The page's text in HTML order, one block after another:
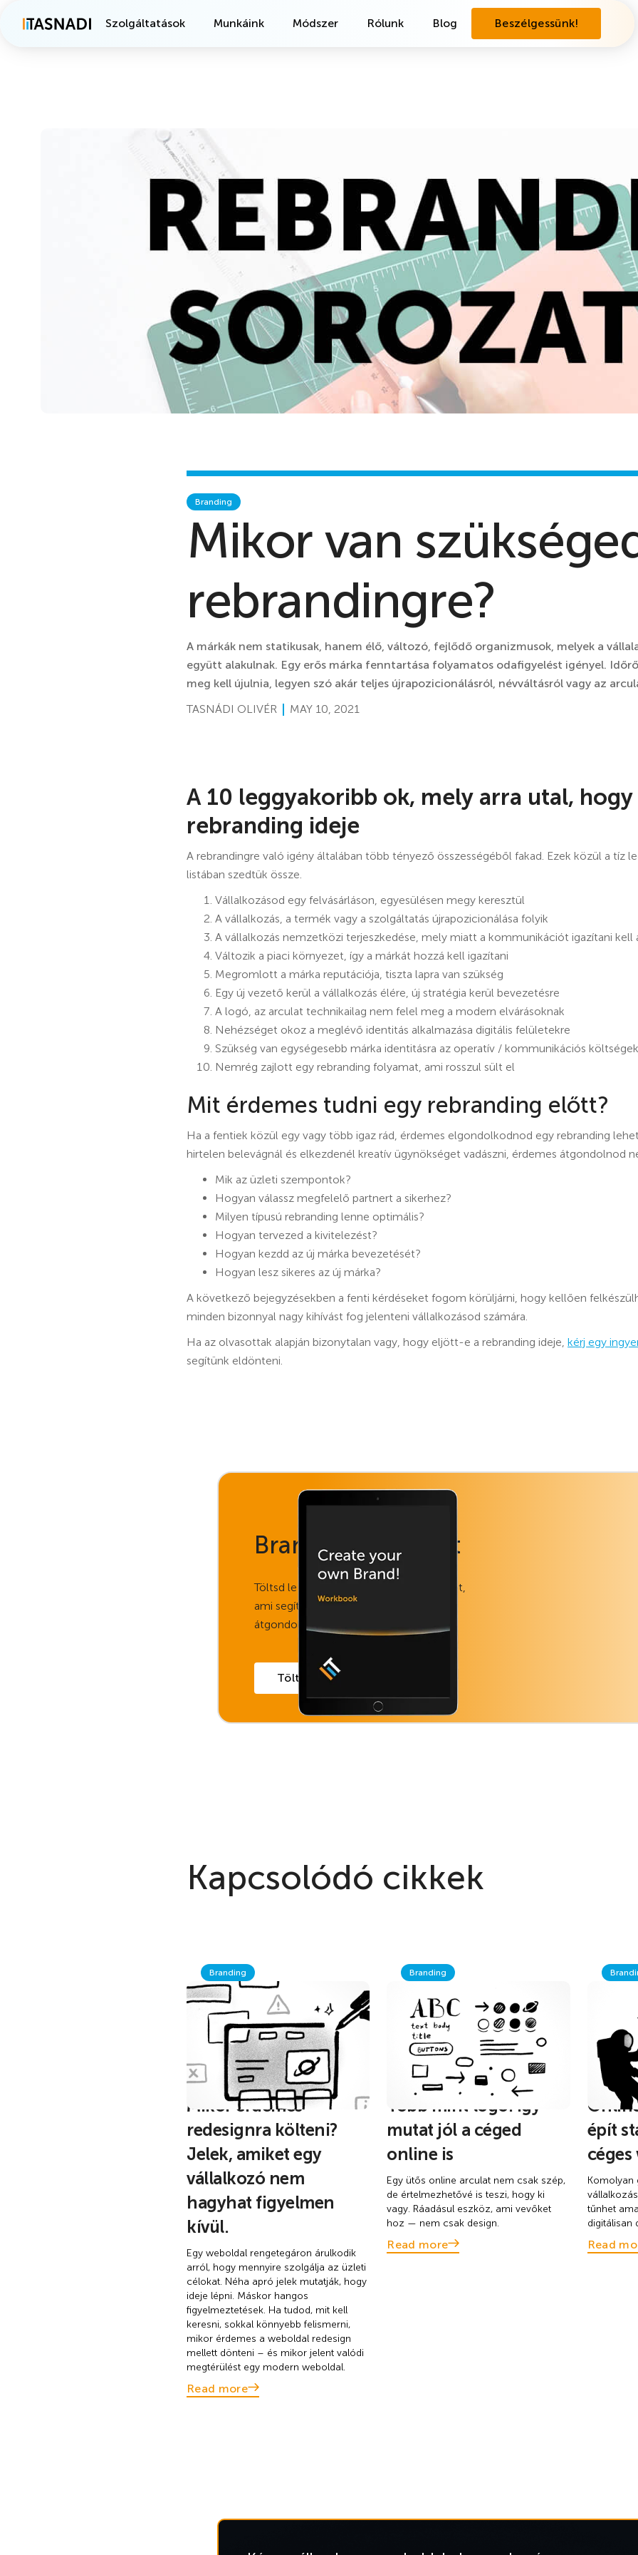
Szolgáltatások Munkáink Módszer Rólunk Blog Beszélgessünk!
Branding
Mikor van
rebrandingre?
A márkák nem statikusak, hanem élő, változó, fejlődő organizmusok, melyek a
együtt alakulnak. Egy erős márka fenntartása folyamatos odafigyelést igényel.
meg kell újulnia, legyen szó akár teljes újrapozicionálásról, névváltásról vagy az
TASNÁDI OLIVÉR
MAY 10, 2021
A 10 leggyakoribb ok, mely arra utal,
rebranding ideje
A rebrandingre való igény általában több tényező összességéből fakad. Ezek közül a tíz
listában szedtük össze.
Vállalkozásod egy felvásárláson, egyesülésen megy keresztül
A vállalkozás, a termék vagy a szolgáltatás újrapozicionálása folyik
A vállalkozás nemzetközi terjeszkedése, mely miatt a kommunikációt igazítani kell
Változik a piaci környezet, így a márkát hozzá kell igazítani
Megromlott a márka reputációja, tiszta lapra van szükség
Egy új vezető kerül a vállalkozás élére, új stratégia kerül bevezetésre
A logó, az arculat technikailag nem felel meg a modern elvárásoknak
Nehézséget okoz a meglévő identitás alkalmazása digitális felületekre
Szükség van egységesebb márka identitásra az operatív / kommunikációs
Nemrég zajlott egy rebranding folyamat, ami rosszul sült el
Mit érdemes tudni egy rebranding előtt?
Ha a fentiek közül egy vagy több igaz rád, érdemes elgondolkodnod egy rebranding
hirtelen belevágnál és elkezdenél kreatív ügynökséget vadászni, érdemes átgondolnod
Mik az üzleti szempontok?
Hogyan válassz megfelelő partnert a sikerhez?
Milyen típusú rebranding lenne optimális?
Hogyan tervezed a kivitelezést?
Hogyan kezdd az új márka bevezetését?
Hogyan lesz sikeres az új márka?
A következő bejegyzésekben a fenti kérdéseket fogom körüljárni, hogy kellően
minden bizonnyal nagy kihívást fog jelenteni vállalkozásod számára.
Ha az olvasottak alapján bizonytalan vagy, hogy eljött-e a rebranding ideje, kérj egy
segítünk eldönteni.
Brand munkafüzet
Töltsd le ezt az ingyenes dokumentumot,
ami segít stratégiai szemlélettel
átgondolni új vagy meglévő márkádat.
Töltsd le!
Kapcsolódó cikkek
Branding
Mikor érdemes
redesignra költeni?
Jelek, amiket egy
vállalkozó nem
hagyhat figyelmen
kívül.
Egy weboldal rengetegáron árulkodik
arról, hogy mennyire szolgálja az üzleti
célokat. Néha apró jelek mutatják, hogy
ideje lépni. Máskor hangos
figyelmeztetések. Ha tudod, mit kell
keresni, sokkal könnyebb felismerni,
mikor érdemes a weboldal redesign
mellett dönteni – és mikor jelent valódi
megtérülést egy modern weboldal.
Read more
Branding
Több mint logó: így
mutat jól a céged
online is
Egy ütős online arculat nem csak szép,
de értelmezhetővé is teszi, hogy ki
vagy. Ráadásul eszköz, ami vevőket
hoz — nem csak design.
Read more
épít
Komolyan
tűnhet
digitálisan
Read